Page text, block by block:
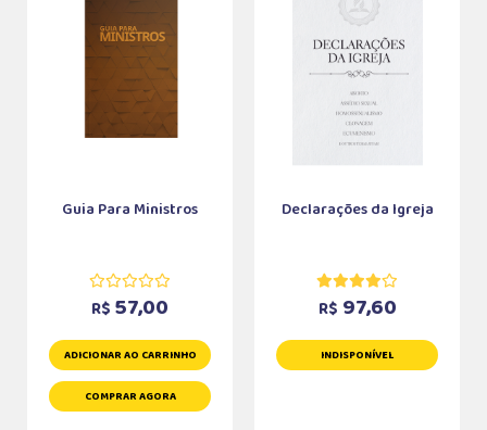
Guia Para Ministros
R$ 57,00
ADICIONAR AO CARRINHO
COMPRAR AGORA
Declarações da Igreja
R$ 97,60
INDISPONÍVEL